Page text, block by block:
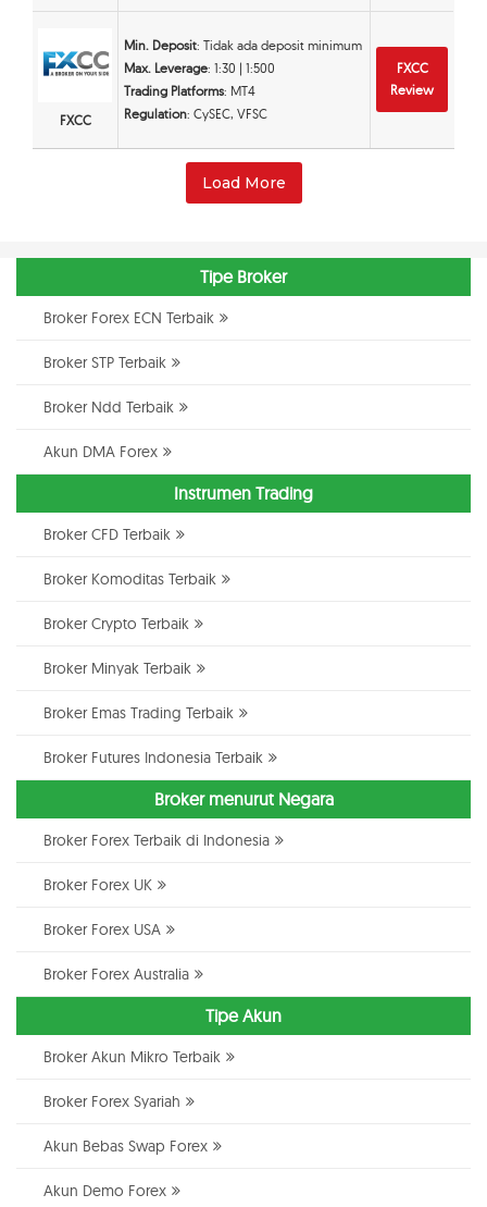
FXCC
Min. Deposit: Tidak ada deposit minimum
Max. Leverage: 1:30 | 1:500
Trading Platforms: MT4
Regulation: CySEC, VFSC
FXCC
Review
Load More
Tipe Broker
Broker Forex ECN Terbaik
Broker STP Terbaik
Broker Ndd Terbaik
Akun DMA Forex
Instrumen Trading
Broker CFD Terbaik
Broker Komoditas Terbaik
Broker Crypto Terbaik
Broker Minyak Terbaik
Broker Emas Trading Terbaik
Broker Futures Indonesia Terbaik
Broker menurut Negara
Broker Forex Terbaik di Indonesia
Broker Forex UK
Broker Forex USA
Broker Forex Australia
Tipe Akun
Broker Akun Mikro Terbaik
Broker Forex Syariah
Akun Bebas Swap Forex
Akun Demo Forex